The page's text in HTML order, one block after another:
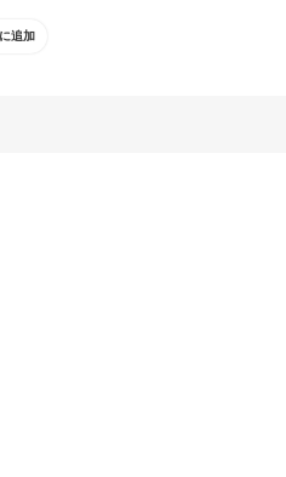
追加